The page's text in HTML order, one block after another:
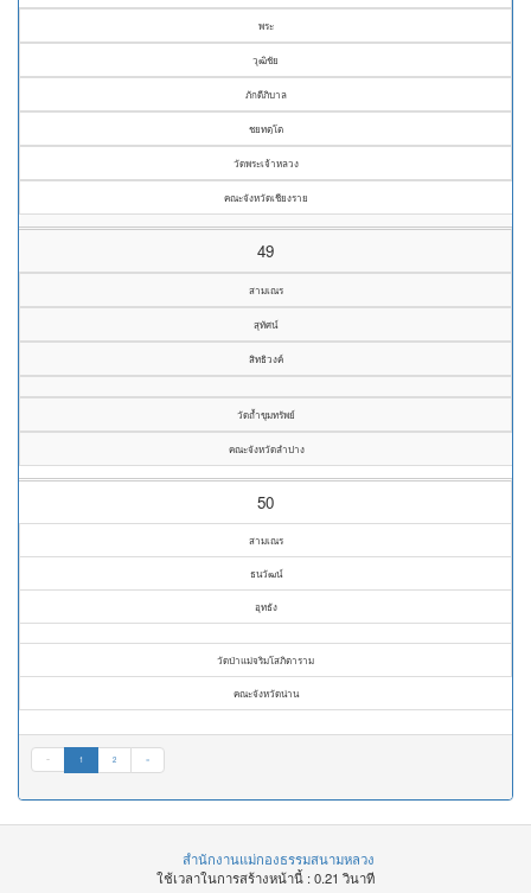
พระ
วุฒิชัย
ภักดีภิบาล
ชยทตฺโต
วัดพระเจ้าหลวง
คณะจังหวัดเชียงราย
49
สามเณร
สุทัศน์
สิทธิวงค์
วัดถ้ำขุมทรัพย์
คณะจังหวัดลำปาง
50
สามเณร
ธนวัฒน์
อุทธัง
วัดป่าแม่จริมโสภิตาราม
คณะจังหวัดน่าน
« 1 2 »
สำนักงานแม่กองธรรมสนามหลวง
ใช้เวลาในการสร้างหน้านี้ : 0.21 วินาที